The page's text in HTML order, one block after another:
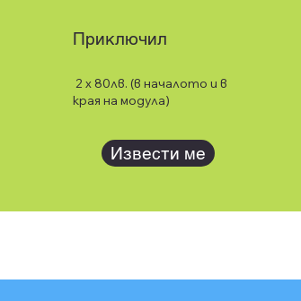
Приключил
2 x 80лв. (в началото и в
края на модула)
Извести ме